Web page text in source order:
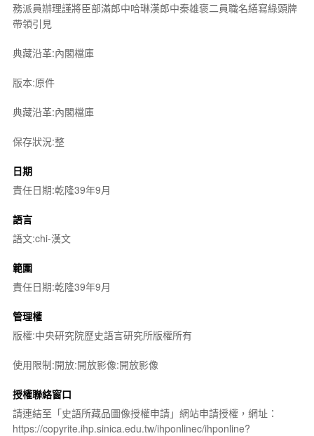
務派員辦理謹將臣部滿郎中哈琳漢郎中秦雄褒二員職名繕寫綠頭牌
帶領引見
典藏沿革:內閣檔庫
版本:原件
典藏沿革:內閣檔庫
保存狀況:整
日期
責任日期:乾隆39年9月
語言
語文:chi-漢文
範圍
責任日期:乾隆39年9月
管理權
版權:中央研究院歷史語言研究所版權所有
使用限制:開放:開放影像:開放影像
授權聯絡窗口
請連結至「史語所藏品圖像授權申請」網站申請授權，網址：
https://copyrite.ihp.sinica.edu.tw/ihponlinec/ihponline?